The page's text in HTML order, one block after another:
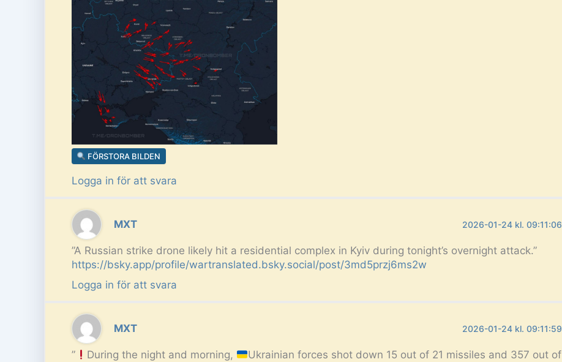
FÖRSTORA BILDEN
Logga in för att svara
MXT 2026-01-24 kl. 09:11:06
”A Russian strike drone likely hit a residential complex in Kyiv during tonight’s overnight attack.”
https://bsky.app/profile/wartranslated.bsky.social/post/3md5przj6ms2w
Logga in för att svara
MXT 2026-01-24 kl. 09:11:59
” During the night and morning,
Ukrainian forces shot down 15 out of 21 missiles and 357 out of